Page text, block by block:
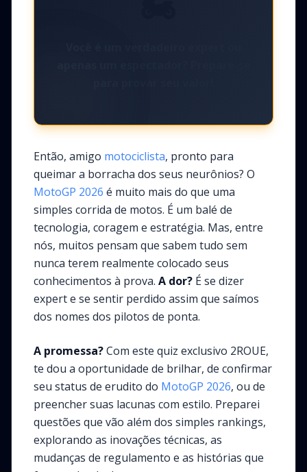
Então, amigo motociclista, pronto para
queimar a borracha dos seus neurônios? O
MotoGP 2026 é muito mais do que uma
simples corrida de motos. É um balé de
tecnologia, coragem e estratégia. Mas, entre
nós, muitos pensam que sabem tudo sem
nunca terem realmente colocado seus
conhecimentos à prova. A dor? É se dizer
expert e se sentir perdido assim que saímos
dos nomes dos pilotos de ponta.
A promessa?Com este quiz exclusivo 2ROUE,
te dou a oportunidade de brilhar, de confirmar
seu status de erudito do MotoGP 2026, ou de
preencher suas lacunas com estilo. Preparei
questões que vão além dos simples rankings,
explorando as inovações técnicas, as
mudanças de regulamento e as histórias que